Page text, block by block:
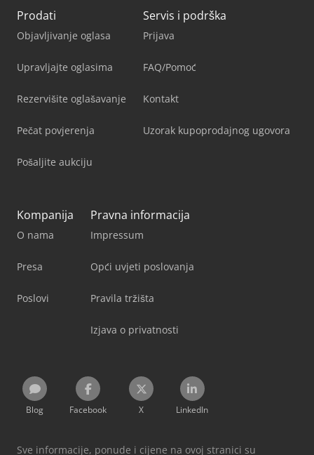
Prodati
Objavljivanje oglasa
Upravljajte oglasima
Rezervišite oglašavanje
Pečat povjerenja
Pošaljite aukciju
Servis i podrška
Prijava
FAQ/Pomoć
Kontakt
Uzorak kupoprodajnog ugovora
Kompanija
O nama
Presa
Poslovi
Pravna informacija
Impressum
Opći uvjeti poslovanja
Pravila tržišta
Izjava o privatnosti
Blog Facebook X LinkedIn
Sve informacije, ponude i cijene na ovoj stranici su